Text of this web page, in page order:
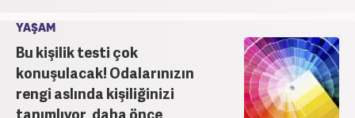
YAŞAM
Bu kişilik testi çok
konuşulacak! Odalarınızın
rengi aslında kişiliğinizi
tanımlıyor, daha önce